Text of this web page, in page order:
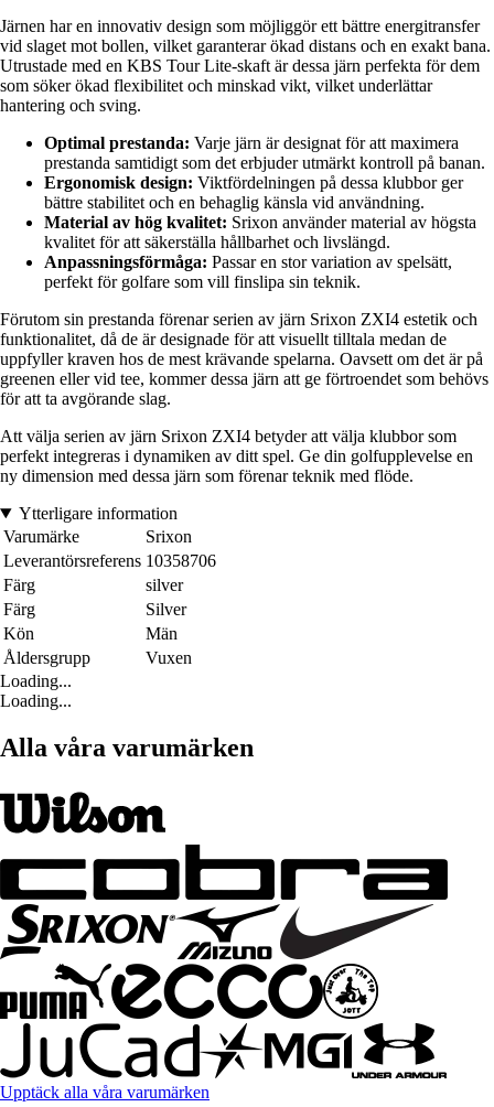
Järnen har en innovativ design som möjliggör ett bättre energitransfer
vid slaget mot bollen, vilket garanterar ökad distans och en exakt bana.
Utrustade med en KBS Tour Lite-skaft är dessa järn perfekta för dem
som söker ökad flexibilitet och minskad vikt, vilket underlättar
hantering och sving.
Optimal prestanda: Varje järn är designat för att maximera
prestanda samtidigt som det erbjuder utmärkt kontroll på banan.
Ergonomisk design: Viktfördelningen på dessa klubbor ger
bättre stabilitet och en behaglig känsla vid användning.
Material av hög kvalitet: Srixon använder material av högsta
kvalitet för att säkerställa hållbarhet och livslängd.
Anpassningsförmåga: Passar en stor variation av spelsätt,
perfekt för golfare som vill finslipa sin teknik.
Förutom sin prestanda förenar serien av järn Srixon ZXI4 estetik och
funktionalitet, då de är designade för att visuellt tilltala medan de
uppfyller kraven hos de mest krävande spelarna. Oavsett om det är på
greenen eller vid tee, kommer dessa järn att ge förtroendet som behövs
för att ta avgörande slag.
Att välja serien av järn Srixon ZXI4 betyder att välja klubbor som
perfekt integreras i dynamiken av ditt spel. Ge din golfupplevelse en
ny dimension med dessa järn som förenar teknik med flöde.
Ytterligare information
Varumärke
Srixon
Leverantörsreferens 10358706
Färg
silver
Färg
Silver
Kön
Män
Åldersgrupp
Vuxen
Loading...
Loading...
Alla våra varumärken
Upptäck alla våra varumärken